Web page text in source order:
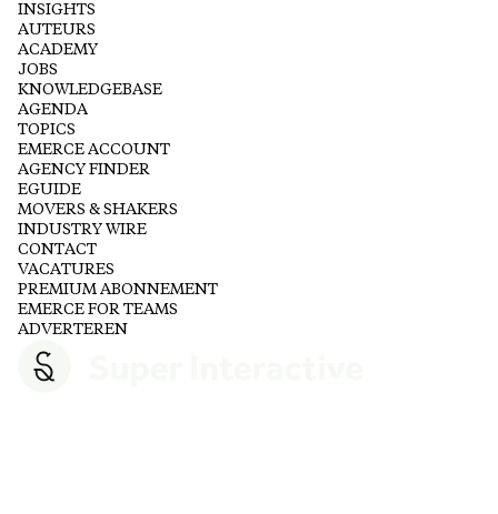
INSIGHTS
AUTEURS
ACADEMY
JOBS
KNOWLEDGEBASE
AGENDA
TOPICS
EMERCE ACCOUNT
AGENCY FINDER
EGUIDE
MOVERS & SHAKERS
INDUSTRY WIRE
CONTACT
VACATURES
PREMIUM ABONNEMENT
EMERCE FOR TEAMS
ADVERTEREN